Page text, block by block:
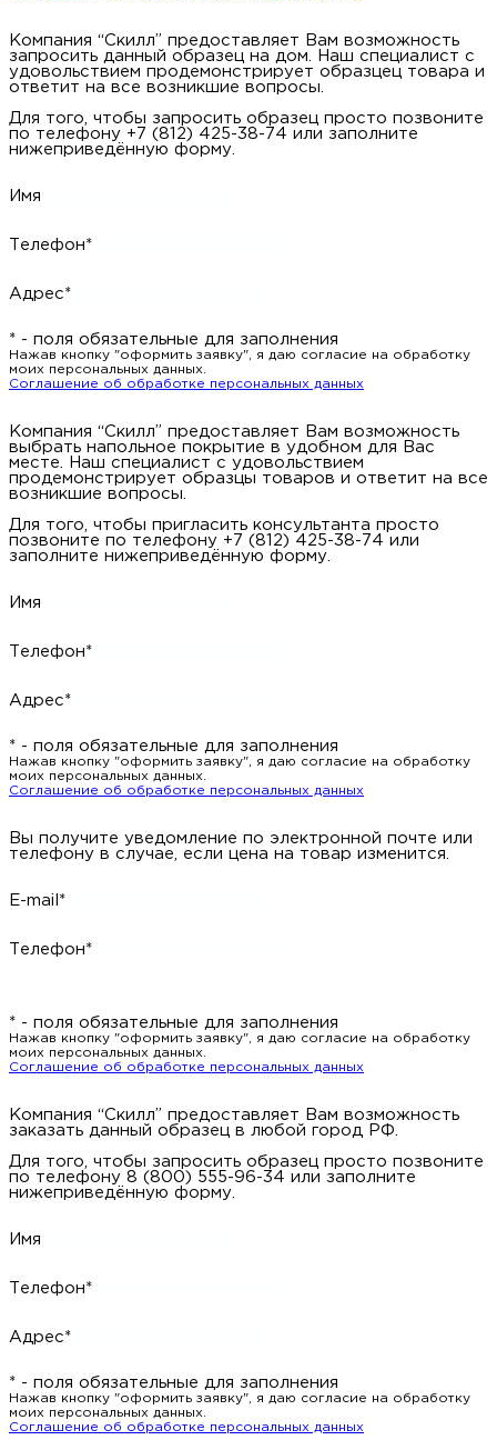
Компания “Скилл” предоставляет Вам возможность
запросить данный образец на дом. Наш специалист с
удовольствием продемонстрирует образцец товара и
ответит на все возникшие вопросы.
Для того, чтобы запросить образец просто позвоните
по телефону +7 (812) 425-38-74 или заполните
нижеприведённую форму.
Имя
Телефон*
Адрес*
* - поля обязательные для заполнения
Нажав кнопку "оформить заявку", я даю согласие на обработку
моих персональных данных.
Соглашение об обработке персональных данных
Компания “Скилл” предоставляет Вам возможность
выбрать напольное покрытие в удобном для Вас
месте. Наш специалист с удовольствием
продемонстрирует образцы товаров и ответит на все
возникшие вопросы.
Для того, чтобы пригласить консультанта просто
позвоните по телефону +7 (812) 425-38-74 или
заполните нижеприведённую форму.
Имя
Телефон*
Адрес*
* - поля обязательные для заполнения
Нажав кнопку "оформить заявку", я даю согласие на обработку
моих персональных данных.
Соглашение об обработке персональных данных
Вы получите уведомление по электронной почте или
телефону в случае, если цена на товар изменится.
E-mail*
Телефон*
* - поля обязательные для заполнения
Нажав кнопку "оформить заявку", я даю согласие на обработку
моих персональных данных.
Соглашение об обработке персональных данных
Компания “Скилл” предоставляет Вам возможность
заказать данный образец в любой город РФ.
Для того, чтобы запросить образец просто позвоните
по телефону 8 (800) 555-96-34 или заполните
нижеприведённую форму.
Имя
Телефон*
Адрес*
* - поля обязательные для заполнения
Нажав кнопку "оформить заявку", я даю согласие на обработку
моих персональных данных.
Соглашение об обработке персональных данных